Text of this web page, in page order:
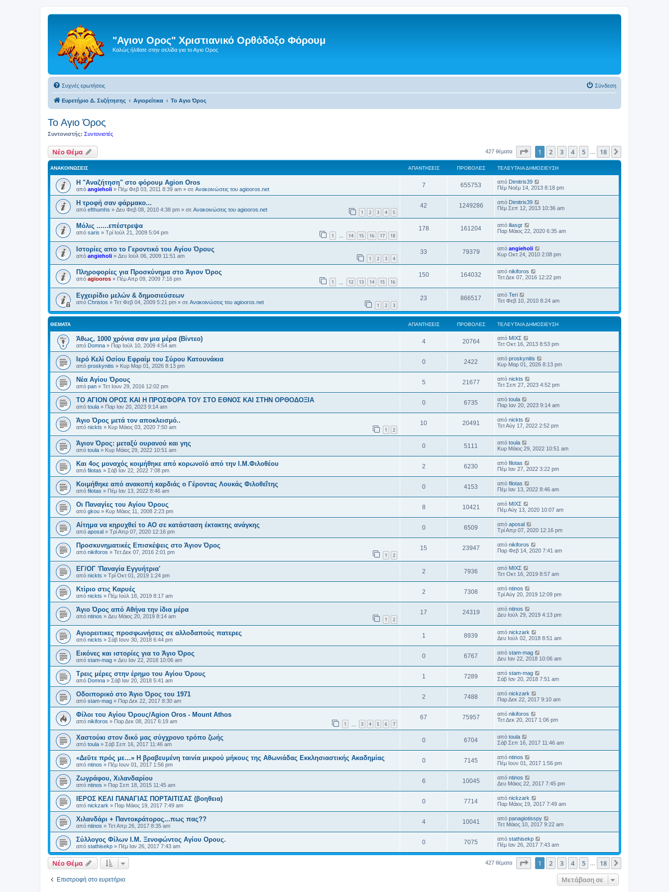
"Αγιον Ορος" Χριστιανικό Ορθόδοξο Φόρουμ
Καλώς ήλθατε στην σελίδα για το Αγιο Ορος
Συχνές ερωτήσεις Σύνδεση
Ευρετήριο Δ. Συζήτησης Αγιορείτικα Το Αγιο Όρος
Το Αγιο Όρος
Συντονιστής: Συντονιστές
Νέο Θέμα 427 θέματα Σελίδα1 από 18
1 2 3 4 5 18
ΑΝΑΚΟΙΝΏΣΕΙΣ ΑΠΑΝΤΉΣΕΙΣ ΠΡΟΒΟΛΈΣ ΤΕΛΕΥΤΑΊΑ ΔΗΜΟΣΊΕΥΣΗ
Η "Αναζήτηση" στο φόρουμ Agion Oros
από angieholi » Πέμ Φεβ 03, 2011 8:39 am » σε Ανακοινώσεις του agiooros.net
7 655753 από Dimitris39
Πέμ Νοέμ 14, 2013 8:18 pm
H τροφή σαν φάρμακο...
από efthumhs » Δευ Φεβ 08, 2010 4:38 pm » σε Ανακοινώσεις του agiooros.net 1 2 3 4 5
42 1249286 από Dimitris39
Πέμ Σεπ 12, 2013 10:36 am
Μόλις ......επέστρεψα
από saris » Τρί Ιούλ 21, 2009 5:04 pm 1 … 14 15 16 17 18
178 161204 από iliasgr
Παρ Μάιος 22, 2020 6:35 am
Ιστορίες απο το Γεροντικό του Αγίου Όρους
από angieholi » Δευ Ιούλ 06, 2009 11:51 am 1 2 3 4
33 79379 από angieholi
Κυρ Οκτ 24, 2010 2:08 pm
Πληροφορίες για Προσκύνημα στο Άγιον Όρος
από agiooros » Πέμ Απρ 09, 2009 7:16 pm 1 12 13 14 15 16
150 164032 από nikiforos
Τετ Δεκ 07, 2016 12:22 pm
Εγχειρίδιο μελών & δημοσιεύσεων
από Christos » Τετ Φεβ 04, 2009 5:21 pm » σε Ανακοινώσεις του agiooros.net 1 2 3
23 866517 από Teri
Τετ Φεβ 10, 2010 8:24 am
ΘΈΜΑΤΑ ΑΠΑΝΤΉΣΕΙΣ ΠΡΟΒΟΛΈΣ ΤΕΛΕΥΤΑΊΑ ΔΗΜΟΣΊΕΥΣΗ
Άθως, 1000 χρόνια σαν μια μέρα (Βίντεο)
από Domna » Παρ Ιούλ 10, 2009 4:54 am
4 20764 από ΜΙΧΣ
Τετ Οκτ 16, 2013 8:53 pm
Ιερό Κελί Οσίου Εφραίμ του Σύρου Κατουνάκια
από proskynitis » Κυρ Μαρ 01, 2026 8:13 pm
0 2422 από proskynitis
Κυρ Μαρ 01, 2026 8:13 pm
Νέα Αγίου Όρους
από pan » Τετ Ιουν 29, 2016 12:02 pm
5 21677 από nickts
Τετ Σεπ 27, 2023 4:52 pm
ΤΟ ΑΓΙΟΝ ΟΡΟΣ ΚΑΙ H ΠΡΟΣΦΟΡΑ ΤΟΥ ΣΤΟ ΕΘΝΟΣ ΚΑΙ ΣΤΗΝ ΟΡΘΟΔΟΞΙΑ
από toula » Παρ Ιαν 20, 2023 9:14 am
0 6735 από toula
Παρ Ιαν 20, 2023 9:14 am
Άγιο Όρος μετά τον αποκλεισμό..
από nickts » Κυρ Μάιος 03, 2020 7:50 am 1 2
10 20491 από nickts
Τετ Αύγ 17, 2022 2:52 pm
Άγιον Όρος: μεταξύ ουρανού και γης
από toula » Κυρ Μάιος 29, 2022 10:51 am
0 5111 από toula
Κυρ Μάιος 29, 2022 10:51 am
Και 4ος μοναχός κοιμήθηκε από κορωνοϊό από την Ι.Μ.Φιλοθέου
από filotas » Σάβ Ιαν 22, 2022 7:08 pm
2 6230 από filotas
Πέμ Ιαν 27, 2022 3:22 pm
Κοιμήθηκε από ανακοπή καρδιάς ο Γέροντας Λουκάς Φιλοθεΐτης
από filotas » Πέμ Ιαν 13, 2022 8:46 am
0 4153 από filotas
Πέμ Ιαν 13, 2022 8:46 am
Οι Παναγίες του Αγίου Όρους
από gkou » Κυρ Μάιος 11, 2008 2:23 pm
8 10421 από ΜΙΧΣ
Πέμ Αύγ 13, 2020 10:07 am
Αίτημα να κηρυχθεί το ΑΟ σε κατάσταση έκτακτης ανάγκης
από aposal » Τρί Απρ 07, 2020 12:16 pm
0 6509 από aposal
Τρί Απρ 07, 2020 12:16 pm
Προσκυνηματικές Επισκέψεις στο Άγιον Όρος
από nikiforos » Τετ Δεκ 07, 2016 2:01 pm 1 2
15 23947 από nikiforos
Παρ Φεβ 14, 2020 7:41 am
ΕΓ/ΟΓ 'Παναγία Εγγυήτρια'
από nickts » Τρί Οκτ 01, 2019 1:24 pm
2 7936 από ΜΙΧΣ
Τετ Οκτ 16, 2019 8:57 am
Κτίριο στις Καρυές
από nickts » Πέμ Ιούλ 18, 2019 8:17 am
2 7308 από ntinos
Τρί Αύγ 20, 2019 12:09 pm
Άγιο Όρος από Αθήνα την ίδια μέρα
από ntinos » Δευ Μάιος 20, 2019 8:14 am 1 2
17 24319 από ntinos
Δευ Ιούλ 29, 2019 4:13 pm
Αγιορειτικες προσφωνήσεις σε αλλοδαπούς πατερες
από nickts » Σάβ Ιουν 30, 2018 6:44 pm
1 8939 από nickzark
Δευ Ιούλ 02, 2018 8:51 am
Εικόνες και ιστορίες για το Άγιο Όρος
από stam-mag » Δευ Ιαν 22, 2018 10:06 am
0 6767 από stam-mag
Δευ Ιαν 22, 2018 10:06 am
Τρεις μέρες στην έρημο του Αγίου Όρους
από Domna » Σάβ Ιαν 20, 2018 5:41 am
1 7289 από stam-mag
Σάβ Ιαν 20, 2018 7:51 am
Οδοιπορικό στο Άγιο Όρος του 1971
από stam-mag » Παρ Δεκ 22, 2017 8:30 am
2 7488 από nickzark
Παρ Δεκ 22, 2017 9:10 am
Φίλοι του Αγίου Όρους/Agion Oros - Mount Athos
από nikiforos » Παρ Δεκ 08, 2017 6:19 am 1 3 4 5 6 7
67 75957 από nikiforos
Τετ Δεκ 20, 2017 1:06 pm
Χαστούκι στον δικό μας σύγχρονο τρόπο ζωής
από toula » Σάβ Σεπ 16, 2017 11:46 am
0 6704 από toula
Σάβ Σεπ 16, 2017 11:46 am
«Δεῦτε πρός με…» Η βραβευμένη ταινία μικρού μήκους της Αθωνιάδας Εκκλησιαστικής Ακαδημίας
από ntinos » Πέμ Ιουν 01, 2017 1:56 pm
0 7145 από ntinos
Πέμ Ιουν 01, 2017 1:56 pm
Ζωγράφου, Χιλανδαρίου
από ntinos » Παρ Σεπ 18, 2015 11:45 am
6 10045 από ntinos
Δευ Μάιος 22, 2017 7:45 pm
ΙΕΡΟΣ ΚΕΛΙ ΠΑΝΑΓΙΑΣ ΠΟΡΤΑΙΤΙΣΑΣ (βοηθεια)
από nickzark » Παρ Μάιος 19, 2017 7:49 am
0 7714 από nickzark
Παρ Μάιος 19, 2017 7:49 am
Χιλανδάρι + Παντοκράτορος...πως πας??
από ntinos » Τετ Απρ 26, 2017 8:35 am
4 10041 από panagiotisspy
Τετ Μάιος 10, 2017 9:22 am
Σύλλογος Φίλων Ι.Μ. Ξενοφώντος Αγίου Ορους.
από stathisekp » Πέμ Ιαν 26, 2017 7:43 am
0 7075 από stathisekp
Πέμ Ιαν 26, 2017 7:43 am
Νέο Θέμα 427 θέματα Σελίδα1 από 18
1 2 3 4 5 18
Επιστροφή στο ευρετήριο Μετάβαση σε